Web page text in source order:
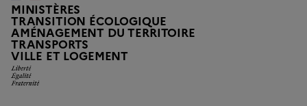
MINISTÈRES
TRANSITION ÉCOLOGIQUE
AMÉNAGEMENT DU TERRITOIRE
TRANSPORTS
VILLE ET LOGEMENT
Liberté, Égalité, Fraternité